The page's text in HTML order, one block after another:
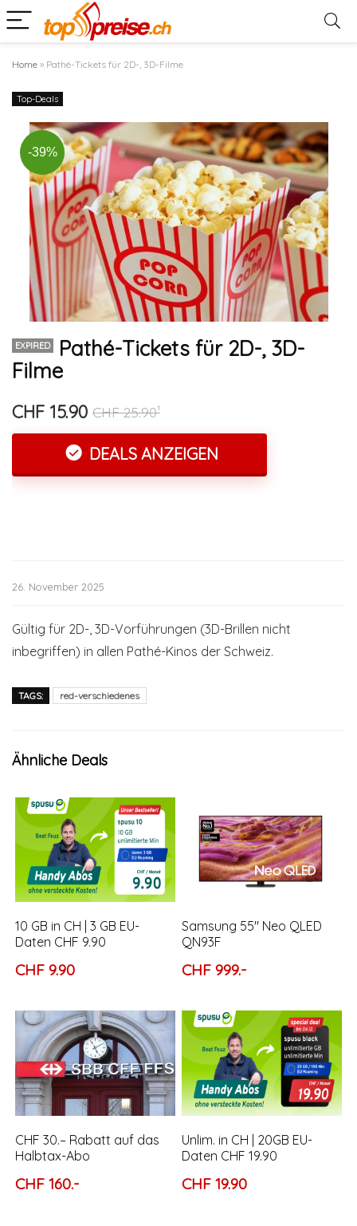
Home » Pathé-Tickets für 2D-, 3D-Filme
Top-Deals
-39%
EXPIRED
Pathé-Tickets für 2D-, 3D-
Filme
CHF 15.90 CHF 25.90¹
DEALS ANZEIGEN
26. November 2025
Gültig für 2D-, 3D-Vorführungen (3D-Brillen nicht
inbegriffen) in allen Pathé-Kinos der Schweiz.
TAGS: red-verschiedenes
Ähnliche Deals
10 GB in CH | 3 GB EU-
Daten CHF 9.90
CHF 9.90
Samsung 55″ Neo QLED
QN93F
CHF 999.-
CHF 30.– Rabatt auf das
Halbtax-Abo
CHF 160.-
Unlim. in CH | 20GB EU-
Daten CHF 19.90
CHF 19.90